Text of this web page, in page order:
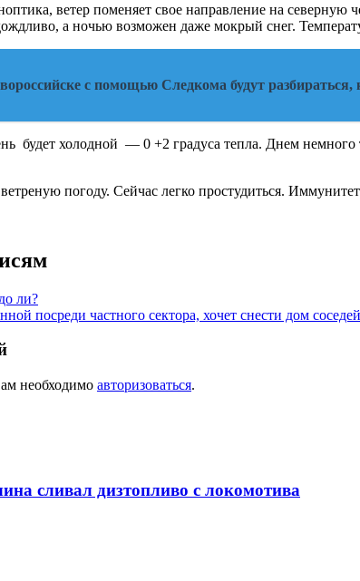
ветер поменяет свое направление на
а ночью возможен даже мокрый снег.
с помощью Следкома будут
будет холодной — 0 +2 градуса тепла. Днем немного
погоду. Сейчас легко простудиться. Иммунитет
ли?
посреди частного сектора, хочет снести дом
необходимо авторизоваться.
сливал дизтопливо с локомотива